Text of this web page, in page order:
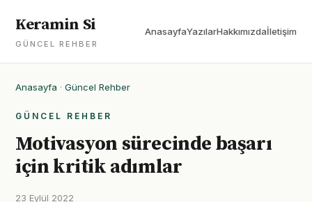
Keramin Si
GÜNCEL REHBER
AnasayfaYazılarHakkımızdaİletişim
Anasayfa · Güncel Rehber
GÜNCEL REHBER
Motivasyon sürecinde başarı
için kritik adımlar
23 Eylül 2022